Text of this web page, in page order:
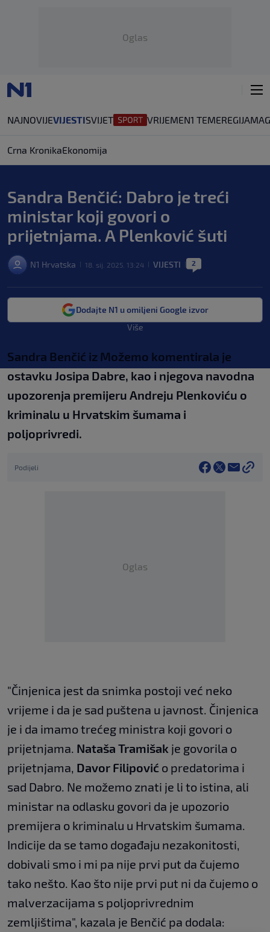
Oglas
NAJNOVIJEVIJESTISVIJET VRIJEMEN1 TEMEREGIJA
Crna KronikaEkonomija
Sandra Benčić: Dabro je treći
ministar koji govori o
prijetnjama. A Plenković šuti
N1 Hrvatska 18. sij. 2025. 13:24 VIJESTI 2
Dodajte N1 u omiljeni Google izvor
Više
Sandra Benčić iz Možemo komentirala je
ostavku Josipa Dabre, kao i njegova navodna
upozorenja premijeru Andreju Plenkoviću o
kriminalu u Hrvatskim šumama i
poljoprivredi.
Podijeli
Oglas
"Činjenica jest da snimka postoji već neko
vrijeme i da je sad puštena u javnost. Činjenica
je i da imamo trećeg ministra koji govori o
prijetnjama. Nataša Tramišak je govorila o
prijetnjama, Davor Filipović o predatorima i
sad Dabro. Ne možemo znati je li to istina, ali
ministar na odlasku govori da je upozorio
premijera o kriminalu u Hrvatskim šumama.
Indicije da se tamo događaju nezakonitosti,
dobivali smo i mi pa nije prvi put da čujemo
tako nešto. Kao što nije prvi put ni da čujemo o
malverzacijama s poljoprivrednim
zemljištima", kazala je Benčić pa dodala: